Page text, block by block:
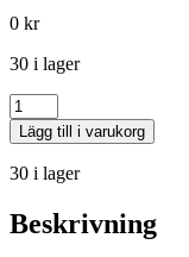
0 kr
30 i lager
Antal
Lägg till i varukorg
30 i lager
Beskrivning